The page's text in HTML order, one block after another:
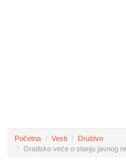
Početna Vesti
Društvo
Gradsko veće o stanju javnog